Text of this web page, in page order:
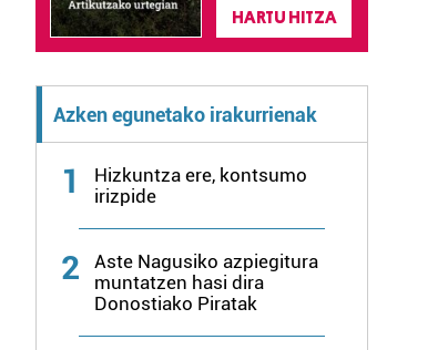
HARTU HITZA
Azken egunetako irakurrienak
1
Hizkuntza ere, kontsumo
irizpide
2
Aste Nagusiko azpiegitura
muntatzen hasi dira
Donostiako Piratak